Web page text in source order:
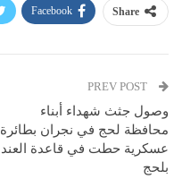
Share
Facebook
وصول جثث شهداء أبناء
محافظة لحج في نجران بطائرة
عسكرية حطت في قاعدة العند
بلحج